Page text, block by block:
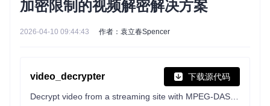
加密限制的视频解密解决方案
2026-04-10 09:44:43 作者：袁立春Spencer
video_decrypter 下载源代码